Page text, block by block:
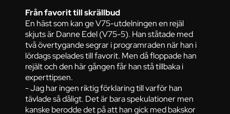
Från favorit till skrällbud
En häst som kan ge V75-utdelningen en rejäl
skjuts är Danne Edel (V75-5). Han ståtade med
två övertygande segrar i programraden när han i
lördags spelades till favorit. Men då floppade han
rejält och den här gången får han stå tillbaka i
experttipsen.
- Jag har ingen riktig förklaring till varför han
tävlade så dåligt. Det är bara spekulationer men
kanske berodde det på att han gick med bakskor